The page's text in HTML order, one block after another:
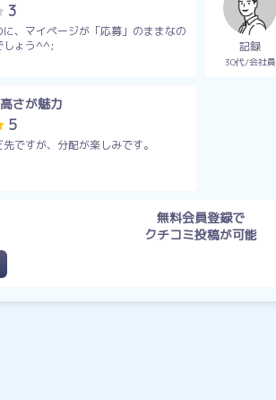
3
に、マイページが「応募」のままなの
しょう^^;
記録
30代 会社員
さが魅力
5
ですが、分配が楽しみです。
無料会員登録で
クチコミ投稿が可能